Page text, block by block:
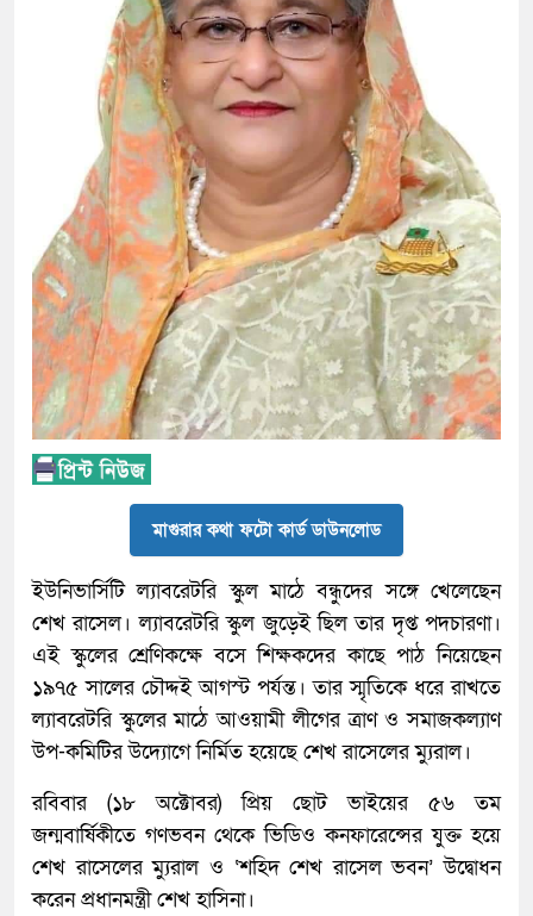
মাগুরার কথা ফটো কার্ড ডাউনলোড
ইউনিভার্সিটি ল্যাবরেটরি স্কুল মাঠে বন্ধুদের সঙ্গে খেলেছেন
শেখ রাসেল। ল্যাবরেটরি স্কুল জুড়েই ছিল তার দৃপ্ত পদচারণা।
এই স্কুলের শ্রেণিকক্ষে বসে শিক্ষকদের কাছে পাঠ নিয়েছেন
১৯৭৫ সালের চৌদ্দই আগস্ট পর্যন্ত। তার স্মৃতিকে ধরে রাখতে
ল্যাবরেটরি স্কুলের মাঠে আওয়ামী লীগের ত্রাণ ও সমাজকল্যাণ
উপ-কমিটির উদ্যোগে নির্মিত হয়েছে শেখ রাসেলের ম্যুরাল।
রবিবার (১৮ অক্টোবর) প্রিয় ছোট ভাইয়ের ৫৬ তম
জন্মবার্ষিকীতে গণভবন থেকে ভিডিও কনফারেন্সের যুক্ত হয়ে
শেখ রাসেলের ম্যুরাল ও ‘শহিদ শেখ রাসেল ভবন’ উদ্বোধন
করেন প্রধানমন্ত্রী শেখ হাসিনা।